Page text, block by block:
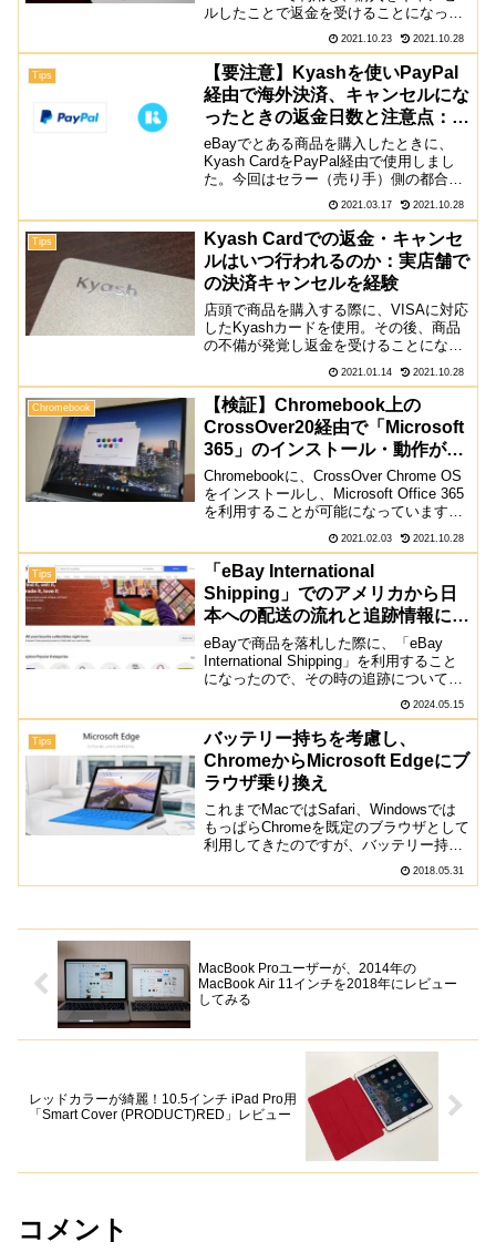
ルしたことで返金を受けることになった
のですが、まさかの残高をポイントで返
金される自体が発生しました。残高がポ
イントで返金されるまでの流れ 銀...
2021.10.23 2021.10.28
Tips
【要注意】Kyashを使いPayPal
経由で海外決済、キャンセルにな
ったときの返金日数と注意点：海
外手数料3%は返金されない！
eBayでとある商品を購入したときに、
Kyash CardをPayPal経由で使用しまし
た。今回はセラー（売り手）側の都合で
取り引きをキャンセルすることになった
のですが、その時にかかった返金までの
日数と、Kyash Cardで海外決済をする...
2021.03.17 2021.10.28
Tips
Kyash Cardでの返金・キャンセ
ルはいつ行われるのか：実店舗で
の決済キャンセルを経験
店頭で商品を購入する際に、VISAに対応
したKyashカードを使用。その後、商品
の不備が発覚し返金を受けることになっ
ったので、実際にどれくらいのスピード
で返金されたのかを紹介します。実際に
店頭でKyashへの返金の流れ・時間 店頭
で商品購入...
2021.01.14 2021.10.28
Chromebook
【検証】Chromebook上の
CrossOver20経由で「Microsoft
365」のインストール・動作が可
能に
Chromebookに、CrossOver Chrome OS
をインストールし、Microsoft Office 365
を利用することが可能になっています。
今回実際に、ChromebookでWord、
Excel、PowerPointを使って...
2021.02.03 2021.10.28
Tips
「eBay International
Shipping」でのアメリカから日
本への配送の流れと追跡情報につ
いて
eBayで商品を落札した際に、「eBay
International Shipping」を利用すること
になったので、その時の追跡について紹
Shipping Program」の新しいバージョン
では...
2024.05.15
Tips
バッテリー持ちを考慮し、
ChromeからMicrosoft Edgeにブ
ラウザ乗り換え
これまでMacではSafari、Windowsでは
もっぱらChromeを既定のブラウザとして
利用してきたのですが、バッテリー持ち
と思い乗り換えることにしました。バッ
2018.05.31
MacBook Proユーザーが、2014年の
MacBook Air 11インチを2018年にレビュー
してみる
レッドカラーが綺麗！10.5インチ iPad Pro用
「Smart Cover (PRODUCT)RED」レビュー
コメント